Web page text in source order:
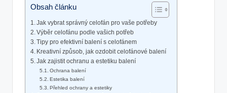
Obsah článku
Jak vybrat správný celofán pro vaše potřeby
Výběr celofánu podle vašich potřeb
Tipy pro efektivní balení s celofánem
Kreativní způsob, jak ozdobit celofánové balení
Jak zajistit ochranu a estetiku balení
Ochrana balení
Estetika balení
Přehled ochrany a estetiky